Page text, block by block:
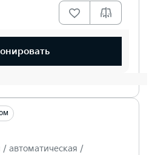
/ автоматическая /